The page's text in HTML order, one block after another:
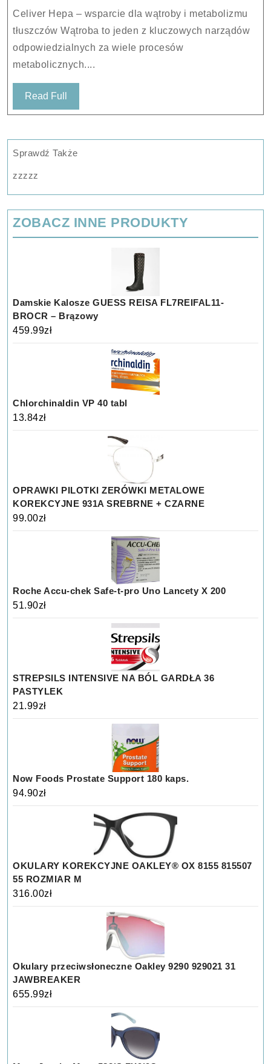
Świat
Zdrowia
Celiver
40Kaps.
Celiver Hepa – wsparcie dla wątroby i metabolizmu
tłuszczów Wątroba to jeden z kluczowych narządów
odpowiedzialnych za wiele procesów
metabolicznych....
Read Full
Full
Sprawdź Także
zzzzz
ZOBACZ INNE PRODUKTY
Damskie Kalosze GUESS REISA FL7REIFAL11-
BROCR – Brązowy
459.99zł
Chlorchinaldin VP 40 tabl
13.84zł
OPRAWKI PILOTKI ZERÓWKI METALOWE
KOREKCYJNE 931A SREBRNE + CZARNE
99.00zł
Roche Accu-chek Safe-t-pro Uno Lancety X 200
51.90zł
STREPSILS INTENSIVE NA BÓL GARDŁA 36
PASTYLEK
21.99zł
Now Foods Prostate Support 180 kaps.
94.90zł
OKULARY KOREKCYJNE OAKLEY® OX 8155 815507
55 ROZMIAR M
316.00zł
Okulary przeciwsłoneczne Oakley 9290 929021 31
JAWBREAKER
655.99zł